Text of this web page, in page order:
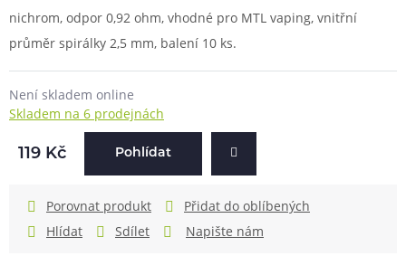
nichrom, odpor 0,92 ohm, vhodné pro MTL vaping, vnitřní
průměr spirálky 2,5 mm, balení 10 ks.
Není skladem online
Skladem na 6 prodejnách
119 Kč Pohlídat
Porovnat produkt
Přidat do oblíbených
Hlídat
Sdílet Napište nám